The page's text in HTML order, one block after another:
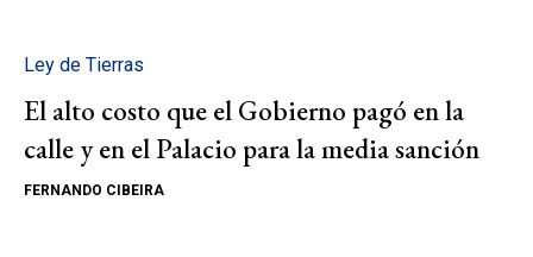
Ley de Tierras
El alto costo que el Gobierno pagó en la
calle y en el Palacio para la media sanción
FERNANDO CIBEIRA